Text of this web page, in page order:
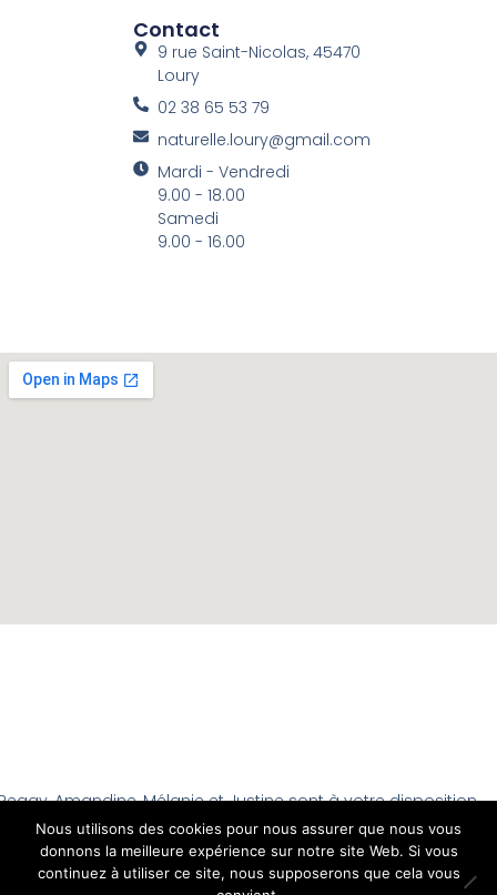
Amandine, Mélanie et Justine sont à votre disposition
du Mardi au Vendredi de 9h à 18h et le Samedi de 9h à 16h
Contact
9 rue Saint-Nicolas, 45470
Loury
02 38 65 53 79
naturelle.loury@gmail.com
Mardi - Vendredi
9.00 - 18.00
Samedi
9.00 - 16.00
Nous utilisons des cookies pour nous assurer que nous vous
donnons la meilleure expérience sur notre site Web. Si vous
continuez à utiliser ce site, nous supposerons que cela vous